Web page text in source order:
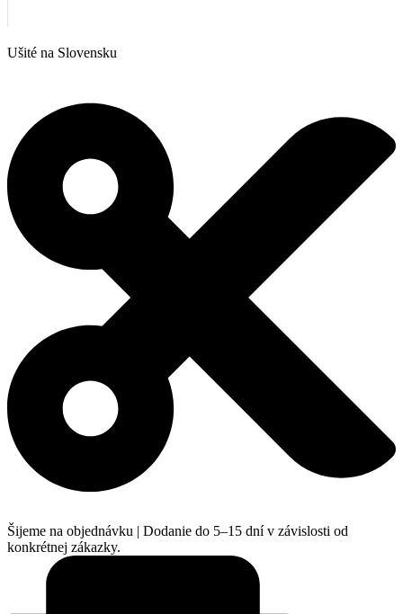
Ušité na Slovensku
Šijeme na objednávku | Dodanie do 5–15 dní v závislosti od
konkrétnej zákazky.